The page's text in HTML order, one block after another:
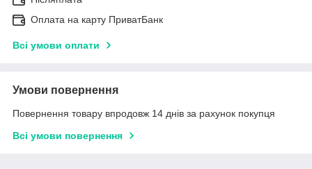
Оплата на карту ПриватБанк
Всі умови оплати
Умови повернення
Повернення товару впродовж 14 днів за рахунок покупця
Всі умови повернення